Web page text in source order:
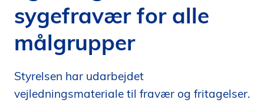
d
p
å
s
d
e
sygefravær for alle
målgrupper
Styrelsen har udarbejdet
vejledningsmateriale til fravær og fritagelser.